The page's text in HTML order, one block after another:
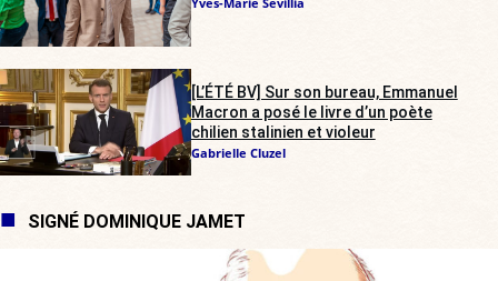
[L’ÉTÉ BV] Sur son bureau, Emmanuel
Macron a posé le livre d’un poète
chilien stalinien et violeur
Gabrielle Cluzel
SIGNÉ DOMINIQUE JAMET